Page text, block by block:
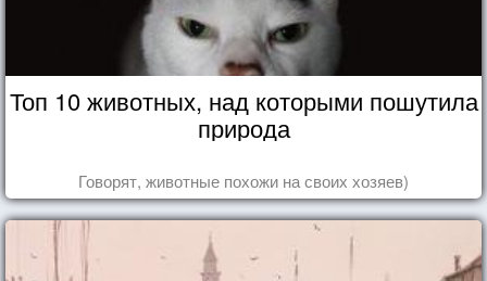
Топ 10 животных, над которыми пошутила
природа
Говорят, животные похожи на своих хозяев)